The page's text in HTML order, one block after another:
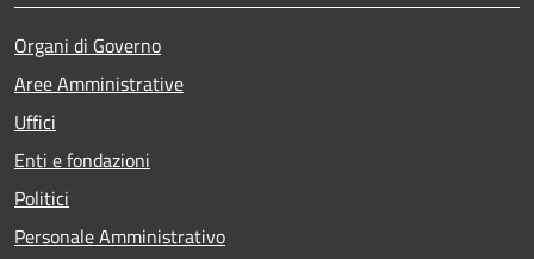
Organi di Governo
Aree Amministrative
Uffici
Enti e fondazioni
Politici
Personale Amministrativo